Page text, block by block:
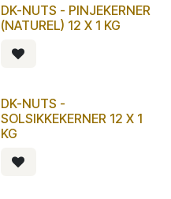
DK-NUTS - PINJEKERNER
(NATUREL) 12 X 1 KG
DK-NUTS -
SOLSIKKEKERNER 12 X 1
KG